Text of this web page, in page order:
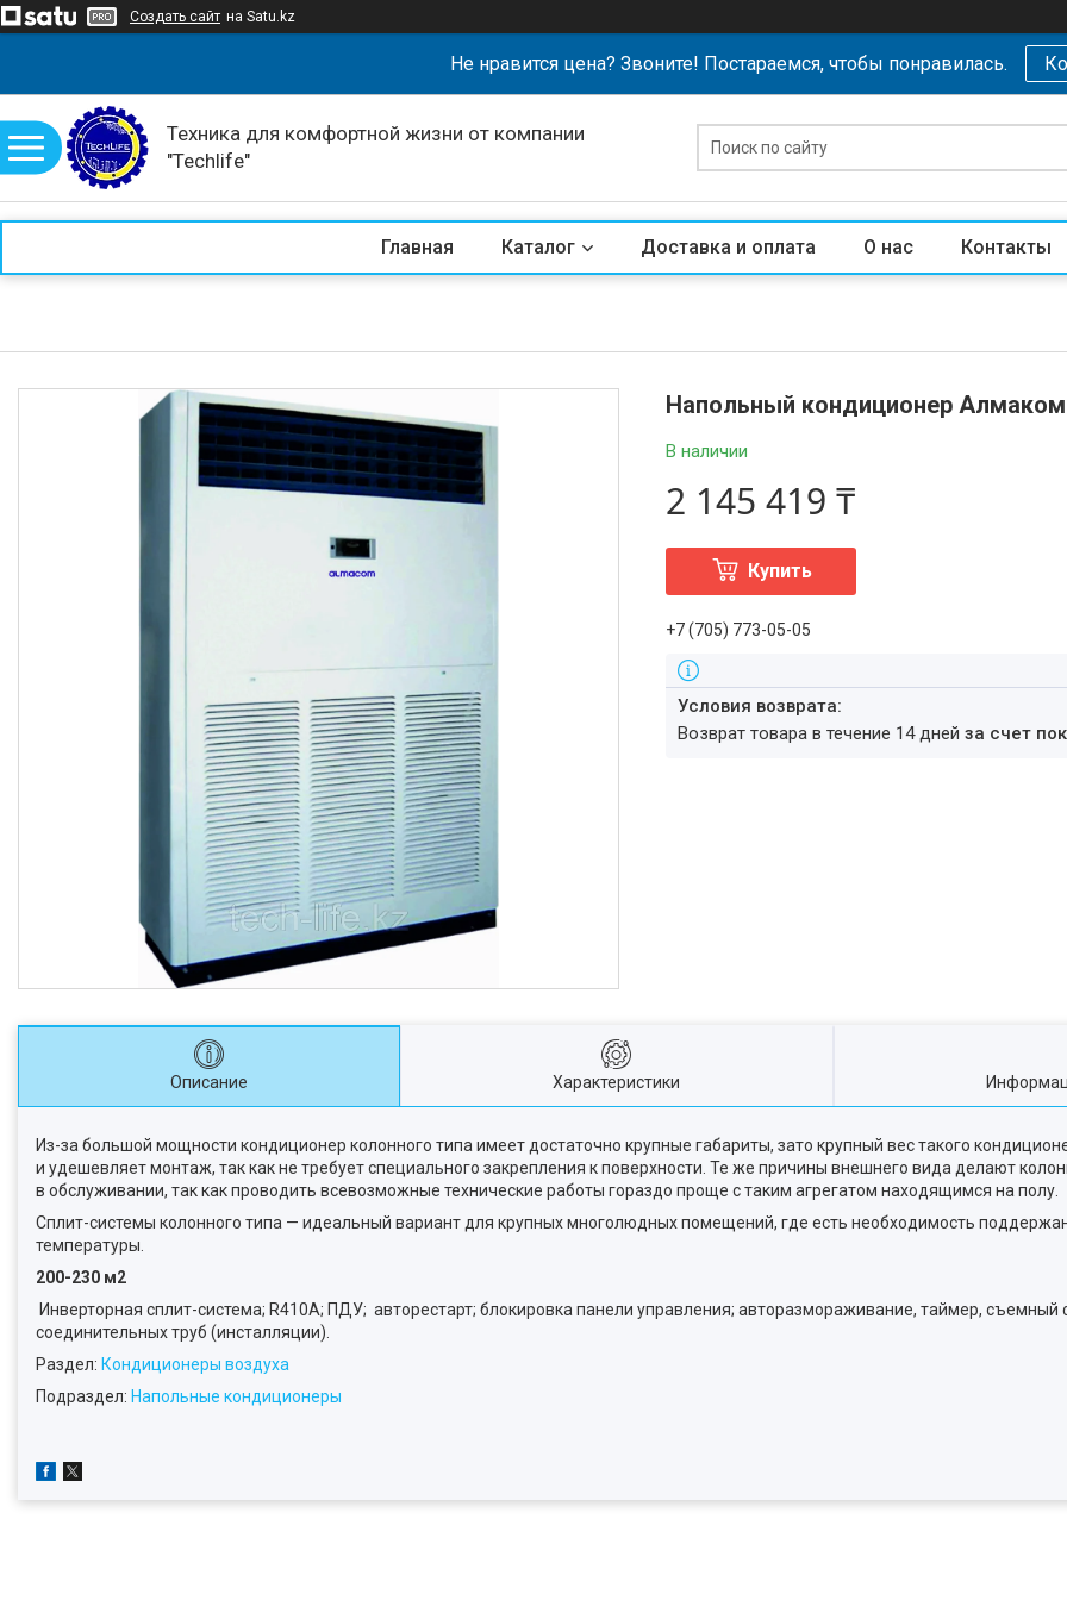
Создать сайт на Satu.kz
Не нравится цена? Звоните! Постараемся, чтобы понравилась.
Техника для комфортной жизни от компании
"Techlife"
Главная Каталог Доставка и оплата О нас Контакты
Напольный кондиционер Алмаком
В наличии
2 145 419 ₸
Купить
+7 (705) 773-05-05
возврат товара в течение 14 днейза счет
Описание Характеристики
Из-за большой мощности кондиционер колонного типа имеет достаточно крупные габариты, зато крупный вес такого
и удешевляет монтаж, так как не требует специального закрепления к поверхности. Те же причины внешнего вида делают
в обслуживании, так как проводить всевозможные технические работы гораздо проще с таким агрегатом находящимся на полу.
Сплит-системы колонного типа — идеальный вариант для крупных многолюдных помещений, где есть необходимость
температуры.
200-230 м2
Инверторная сплит-система; R410А; ПДУ; авторестарт; блокировка панели управления; авторазмораживание, таймер,
соединительных труб (инсталляции).
Раздел: Кондиционеры воздуха
Подраздел: Напольные кондиционеры